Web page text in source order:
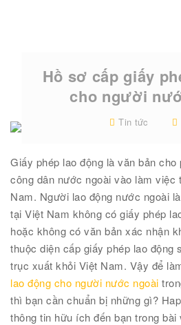
Hồ sơ cấp giấy
cho người
Tin tức
Giấy phép lao động là văn bản cho
công dân nước ngoài vào làm việc
Nam. Người lao động nước ngoài
tại Việt Nam không có giấy phép
hoặc không có văn bản xác nhận
thuộc diện cấp giấy phép lao động
trục xuất khỏi Việt Nam. Vậy để
lao động cho người nước ngoài
thì bạn cần chuẩn bị những gì?
thông tin hữu ích đến bạn trong bài